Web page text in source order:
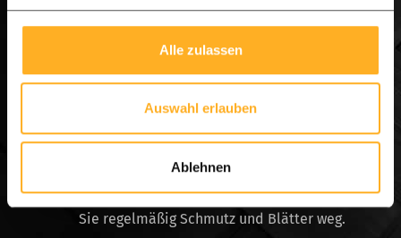
Alle zulassen
Auswahl erlauben
Ablehnen
Grünbelag an Ihrem Zaun vorzubeugen ist
besser als ihn zu heilen
Neben dem optimalen Schutzanstrich können
Sie auch andere Maßnahmen ergreifen, um zu
verhindern, dass die Reinigung des grünen
Zauns auf Ihrer Liste der Hausarbeiten steht:
Halten Sie Ihren Zaun sauber und fegen
Sie regelmäßig Schmutz und Blätter weg.